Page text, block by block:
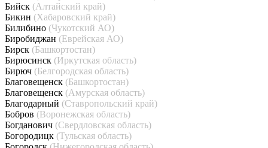
Бийск (Алтайский край)
Бикин (Хабаровский край)
Билибино (Чукотский АО)
Биробиджан (Еврейская АО)
Бирск (Башкортостан)
Бирюсинск (Иркутская область)
Бирюч (Белгородская область)
Благовещенск (Башкортостан)
Благовещенск (Амурская область)
Благодарный (Ставропольский край)
Бобров (Воронежская область)
Богданович (Свердловская область)
Богородицк (Тульская область)